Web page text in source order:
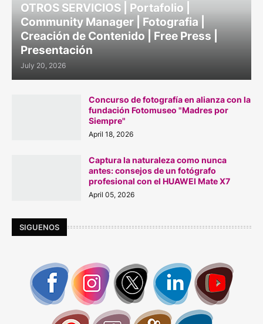
OTROS SERVICIOS | Portafolio |
Community Manager | Fotografia |
Creación de Contenido | Free Press |
Presentación
July 20, 2026
Concurso de fotografía en alianza con la
fundación Fotomuseo "Madres por
Siempre"
April 18, 2026
Captura la naturaleza como nunca
antes: consejos de un fotógrafo
profesional con el HUAWEI Mate X7
April 05, 2026
SIGUENOS